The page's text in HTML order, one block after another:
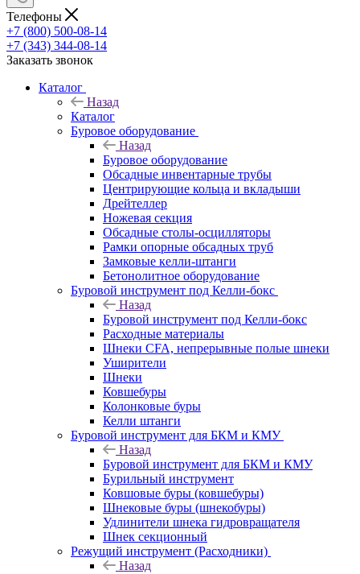
Телефоны
+7 (800) 500-08-14
+7 (343) 344-08-14
Заказать звонок
Каталог
Назад
Каталог
Буровое оборудование
Назад
Буровое оборудование
Обсадные инвентарные трубы
Центрирующие кольца и вкладыши
Дрейтеллер
Ножевая секция
Обсадные столы-осцилляторы
Рамки опорные обсадных труб
Замковые келли-штанги
Бетонолитное оборудование
Буровой инструмент под Келли-бокс
Назад
Буровой инструмент под Келли-бокс
Расходные материалы
Шнеки CFA, непрерывные полые шнеки
Уширители
Шнеки
Ковшебуры
Колонковые буры
Келли штанги
Буровой инструмент для БКМ и КМУ
Назад
Буровой инструмент для БКМ и КМУ
Бурильный инструмент
Ковшовые буры (ковшебуры)
Шнековые буры (шнекобуры)
Удлинители шнека гидровращателя
Шнек секционный
Режущий инструмент (Расходники)
Назад